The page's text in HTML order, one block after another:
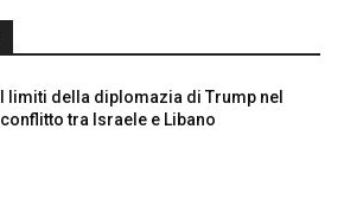
I limiti della diplomazia di Trump nel
conflitto tra Israele e Libano